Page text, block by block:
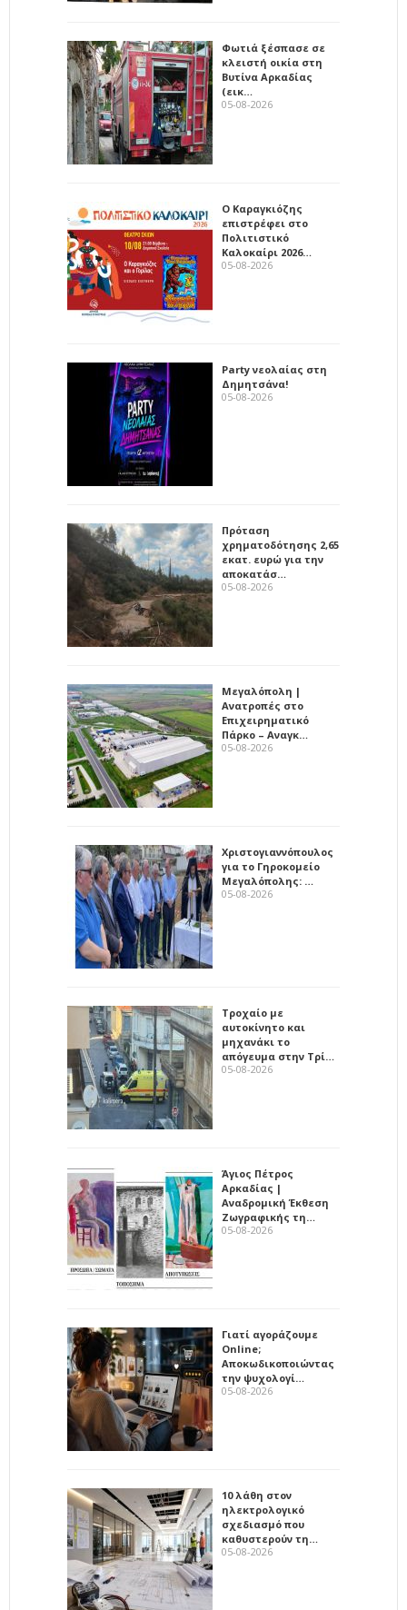
Φωτιά ξέσπασε σε
κλειστή οικία στη
Βυτίνα Αρκαδίας
(εικ…
05-08-2026
Ο Καραγκιόζης
επιστρέφει στο
Πολιτιστικό
Καλοκαίρι 2026…
05-08-2026
Party νεολαίας στη
Δημητσάνα!
05-08-2026
Πρόταση
χρηματοδότησης 2,65
εκατ. ευρώ για την
αποκατάσ…
05-08-2026
Μεγαλόπολη |
Ανατροπές στο
Επιχειρηματικό
Πάρκο – Αναγκ…
05-08-2026
Χριστογιαννόπουλος
για το Γηροκομείο
Μεγαλόπολης: …
05-08-2026
Τροχαίο με
αυτοκίνητο και
μηχανάκι το
απόγευμα στην Τρί…
05-08-2026
Άγιος Πέτρος
Αρκαδίας |
Αναδρομική Έκθεση
Ζωγραφικής τη…
05-08-2026
Γιατί αγοράζουμε
Online;
Αποκωδικοποιώντας
την ψυχολογί…
05-08-2026
10 λάθη στον
ηλεκτρολογικό
σχεδιασμό που
καθυστερούν τη…
05-08-2026